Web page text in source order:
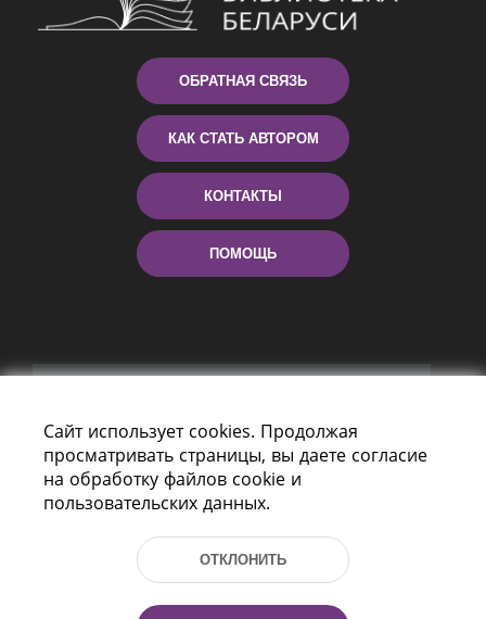
ОБРАТНАЯ СВЯЗЬ
КАК СТАТЬ АВТОРОМ
КОНТАКТЫ
ПОМОЩЬ
Пр-т Независимости 116
г. Минск, Республика Беларусь, 220114
Тел.: (+375 17) 368 37 37, Факс: (+375 17)
Эл. почта: inbox@nlb.by
Сайт использует cookies. Продолжая
просматривать страницы, вы даете согласие
на обработку файлов cookie и
пользовательских данных.
ОТКЛОНИТЬ